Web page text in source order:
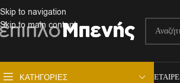
Skip to navigation
Skip to main content
ΚΑΤΗΓΟΡΊΕΣ